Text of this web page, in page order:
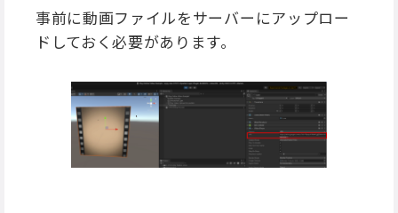
事前に動画ファイルをサーバーにアップロー
ドしておく必要があります。